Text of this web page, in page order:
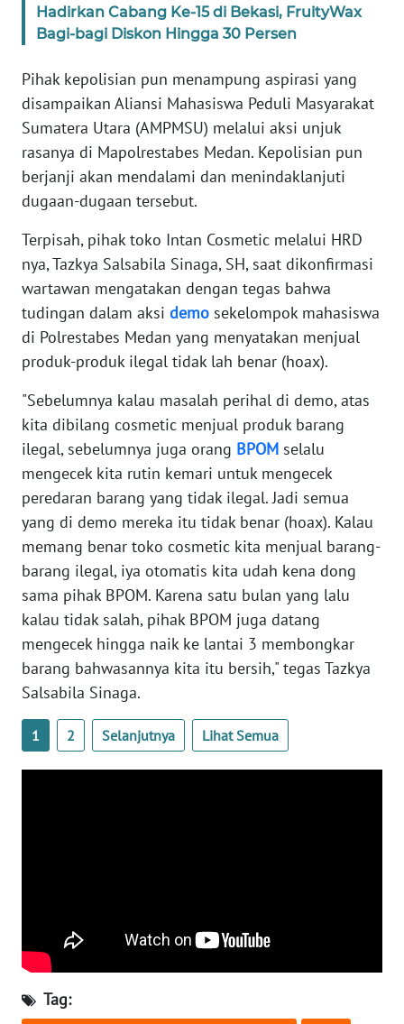
Hadirkan Cabang Ke-15 di Bekasi, FruityWax
Bagi-bagi Diskon Hingga 30 Persen
Pihak kepolisian pun menampung aspirasi yang
disampaikan Aliansi Mahasiswa Peduli Masyarakat
Sumatera Utara (AMPMSU) melalui aksi unjuk
rasanya di Mapolrestabes Medan. Kepolisian pun
berjanji akan mendalami dan menindaklanjuti
dugaan-dugaan tersebut.
Terpisah, pihak toko Intan Cosmetic melalui HRD
nya, Tazkya Salsabila Sinaga, SH, saat dikonfirmasi
wartawan mengatakan dengan tegas bahwa
tudingan dalam aksi demo sekelompok mahasiswa
di Polrestabes Medan yang menyatakan menjual
produk-produk ilegal tidak lah benar (hoax).
"Sebelumnya kalau masalah perihal di demo, atas
kita dibilang cosmetic menjual produk barang
ilegal, sebelumnya juga orang BPOM selalu
mengecek kita rutin kemari untuk mengecek
peredaran barang yang tidak ilegal. Jadi semua
yang di demo mereka itu tidak benar (hoax). Kalau
memang benar toko cosmetic kita menjual barang-
barang ilegal, iya otomatis kita udah kena dong
sama pihak BPOM. Karena satu bulan yang lalu
kalau tidak salah, pihak BPOM juga datang
mengecek hingga naik ke lantai 3 membongkar
barang bahwasannya kita itu bersih," tegas Tazkya
Salsabila Sinaga.
1 2 Selanjutnya Lihat Semua
Tag:
WN
BENGKULU
WN
LAMPUNG
JATENG
WN
WN
JOGJA
WN
JATIM
WN
BALI
WN
KALBAR
WN
KALTENG
WN
KALTARA
WN
KALSEL
SULUT
WN